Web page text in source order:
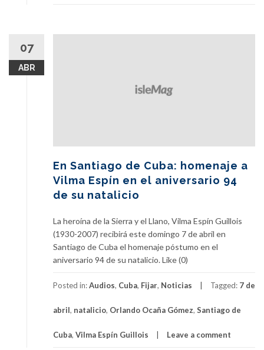
07
ABR
En Santiago de Cuba: homenaje a
Vilma Espín en el aniversario 94
de su natalicio
La heroína de la Sierra y el Llano, Vilma Espín Guillois
(1930-2007) recibirá este domingo 7 de abril en
Santiago de Cuba el homenaje póstumo en el
aniversario 94 de su natalicio. Like (0)
Posted in:Audios, Cuba, Fijar, Noticias Tagged: 7 de
abril, natalicio, Orlando Ocaña Gómez, Santiago de
Cuba, Vilma Espín Guillois Leave a comment